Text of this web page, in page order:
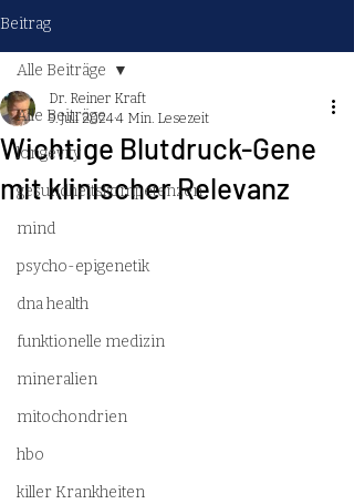
Beitrag
Alle Beiträge
longevity
gesundheitskompetenzen
mind
psycho-epigenetik
dna health
funktionelle medizin
mineralien
mitochondrien
hbo
killer Krankheiten
Alle Beiträge
Wichtige Blutdruck-Gene
mit klinischer Relevanz
Dr. Reiner Kraft
9. Juli 20244 Min. Lesezeit